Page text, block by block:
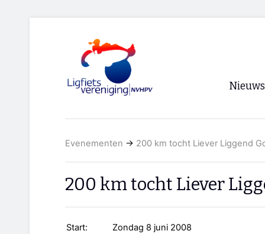
Nieuws
RSS
Evenementen → 200 km tocht Liever Liggend
200 km tocht Liever
Start:
Zondag 8 juni 2008